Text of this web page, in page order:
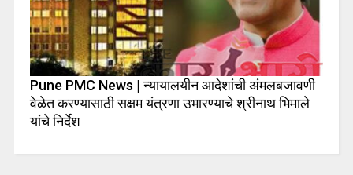
Pune PMC News | न्यायालयीन आदेशांची अंमलबजावणी
वेळेत करण्यासाठी सक्षम यंत्रणा उभारण्याचे श्रीनाथ भिमाले
यांचे निर्देश